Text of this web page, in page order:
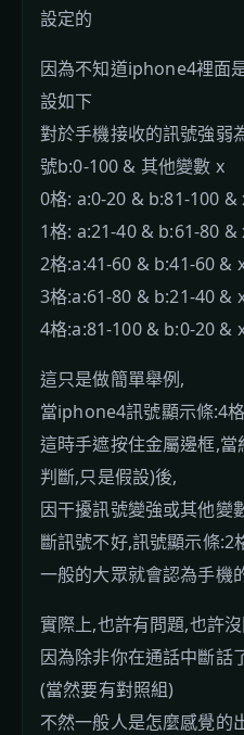
設定的
因為不知道iphone4裡面
設如下
對於手機接收的訊號強弱
號b:0-100 & 其他變數 x
0格: a:0-20 & b:81-100 &
1格: a:21-40 & b:61-80 &
2格:a:41-60 & b:41-60 &
3格:a:61-80 & b:21-40 &
4格:a:81-100 & b:0-20 &
這只是做簡單舉例,
當iphone4訊號顯示條:4
這時手遮按住金屬邊框,
判斷,只是假設)後,
因干擾訊號變強或其他變
斷訊號不好,訊號顯示條:2
一般的大眾就會認為手機
實際上,也許有問題,也許
因為除非你在通話中斷話
(當然要有對照組)
不然一般人是怎麼感覺的